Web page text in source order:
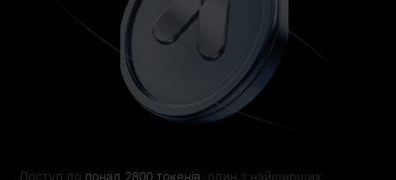
Доступ до понад 2800 токенів , один з найширших